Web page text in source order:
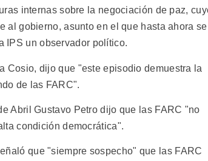
internas sobre la negociación de paz,
al gobierno, asunto en el que hasta ahora se
IPS un observador político.
Cosio, dijo que "este episodio demuestra la
de las FARC".
Abril Gustavo Petro dijo que las FARC "no
condición democrática".
que "siempre sospecho" que las FARC